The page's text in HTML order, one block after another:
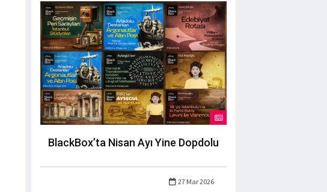
BlackBox’ta Nisan Ayı Yine Dopdolu
27 Mar 2026